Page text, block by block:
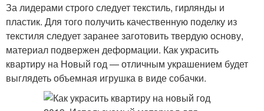
За лидерами строго следует текстиль, гирлянды и
пластик. Для того получить качественную поделку из
текстиля следует заранее заготовить твердую основу,
материал подвержен деформации. Как украсить
квартиру на Новый год — отличным украшением будет
выглядеть объемная игрушка в виде собачки.